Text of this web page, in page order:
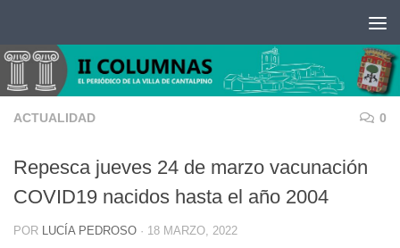
ACTUALIDAD 0
Repesca jueves 24 de marzo vacunación
COVID19 nacidos hasta el año 2004
POR LUCÍA PEDROSO · 18 MARZO, 2022